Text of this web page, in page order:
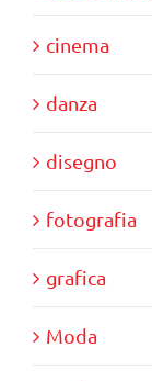
cinema
danza
disegno
fotografia
grafica
Moda